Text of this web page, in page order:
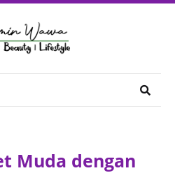
Muda dengan